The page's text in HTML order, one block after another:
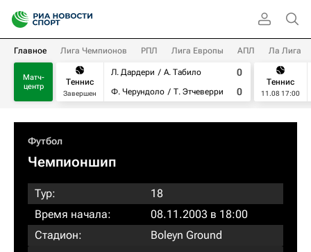
Главное Лига Чемпионов РПЛ Лига Европы АПЛ Ла Лига
Матч-
центр
Теннис
Завершен
Л. Дардери
А. Табило
Ф. Черундоло
Т. Этчеверри
0
0
Теннис
11.08 17:00
Футбол
Чемпионшип
Тур:
18
Время начала:
08.11.2003 в 18:00
Стадион:
Boleyn Ground